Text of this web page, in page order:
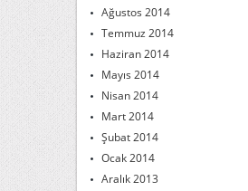
Ağustos 2014
Temmuz 2014
Haziran 2014
Mayıs 2014
Nisan 2014
Mart 2014
Şubat 2014
Ocak 2014
Aralık 2013